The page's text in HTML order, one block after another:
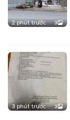
2 phút trước 3
3 phút trước 3